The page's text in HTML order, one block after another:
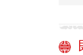
吨
中
量
广